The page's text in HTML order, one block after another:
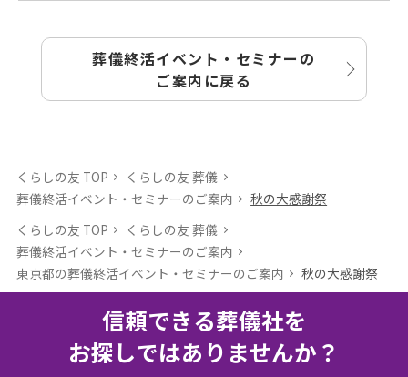
葬儀終活イベント・セミナーの
ご案内に戻る
くらしの友 TOP
くらしの友 葬儀
葬儀終活イベント・セミナーのご案内
秋の大感謝祭
くらしの友 TOP
くらしの友 葬儀
葬儀終活イベント・セミナーのご案内
東京都の葬儀終活イベント・セミナーのご案内
秋の大感謝祭
信頼できる葬儀社を
お探しではありませんか？